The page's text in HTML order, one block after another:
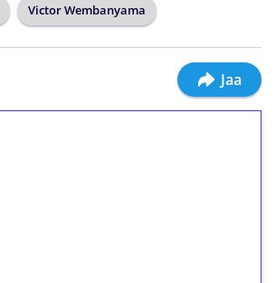
Victor Wembanyama
Jaa